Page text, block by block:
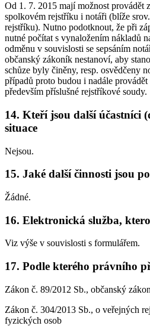
Od 1. 7. 2015 mají možnost provádět
spolkovém rejstříku i notáři (blíže
rejstříku). Nutno podotknout, že při
nutné počítat s vynaložením nákladů
odměnu v souvislosti se sepsáním
občanský zákoník nestanoví, aby
schůze byly činěny, resp. osvědčeny
případů proto budou i nadále
především příslušné rejstříkové soudy.
14. Kteří jsou další účastníci
situace
Nejsou.
15. Jaké další činnosti jsou
Žádné.
16. Elektronická služba,
Viz výše v souvislosti s formulářem.
17. Podle kterého právního
Zákon č. 89/2012 Sb., občanský
Zákon č. 304/2013 Sb., o veřejných
fyzických osob